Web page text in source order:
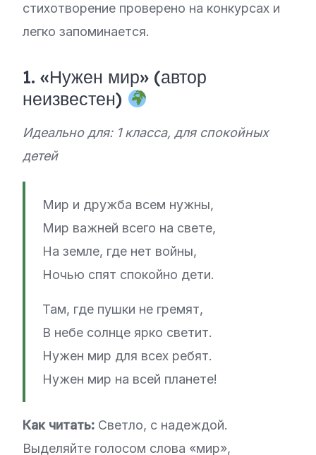
стихотворение проверено на конкурсах и
легко запоминается.
1. «Нужен мир» (автор
неизвестен)
Идеально для: 1 класса, для спокойных
детей
Мир и дружба всем нужны,
Мир важней всего на свете,
На земле, где нет войны,
Ночью спят спокойно дети.
Там, где пушки не гремят,
В небе солнце ярко светит.
Нужен мир для всех ребят.
Нужен мир на всей планете!
Как читать: Светло, с надеждой.
Выделяйте голосом слова «мир»,